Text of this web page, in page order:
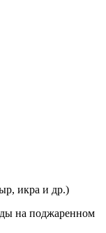
икра и др.)
на поджаренном